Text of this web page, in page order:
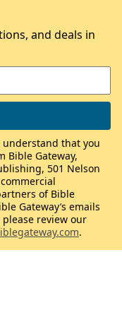
and deals in
that you
Bible Gateway,
501 Nelson
of Bible
Gateway’s emails
review our
.